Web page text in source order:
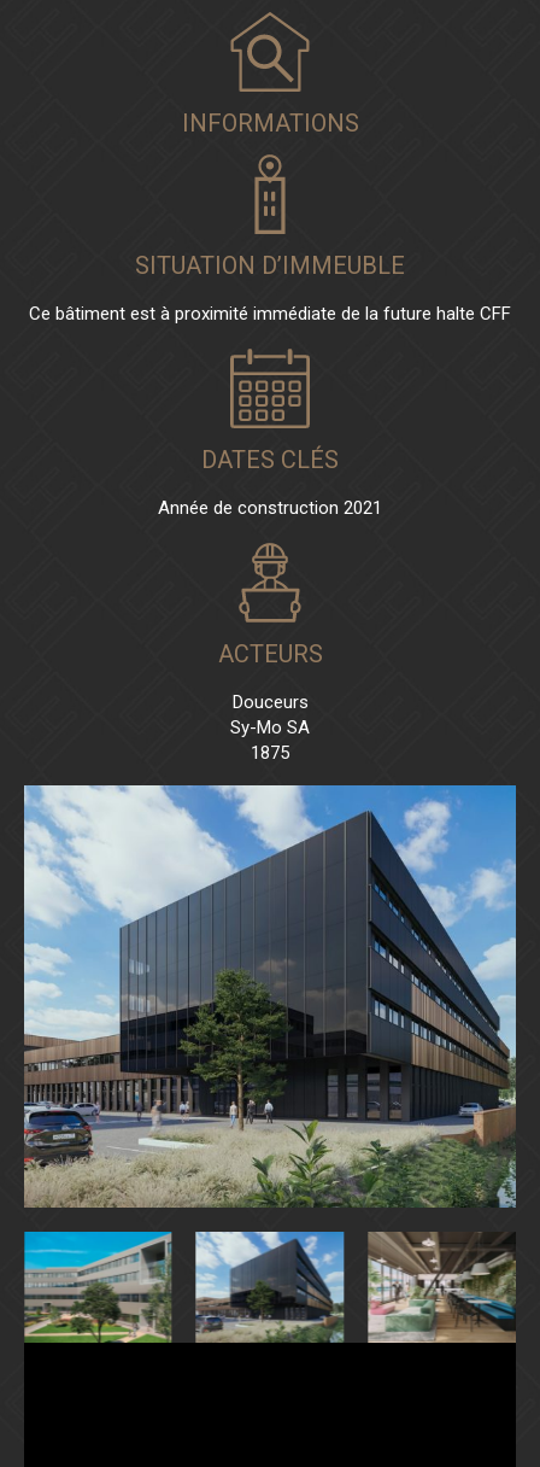
INFORMATIONS
SITUATION D’IMMEUBLE
Ce bâtiment est à proximité immédiate de la future halte CFF
DATES CLÉS
Année de construction 2021
ACTEURS
Douceurs
Sy-Mo SA
1875